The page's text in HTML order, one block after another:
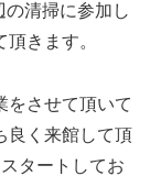
清掃に参加し
きます。
をさせて頂いて
良く来館して頂
タートしてお